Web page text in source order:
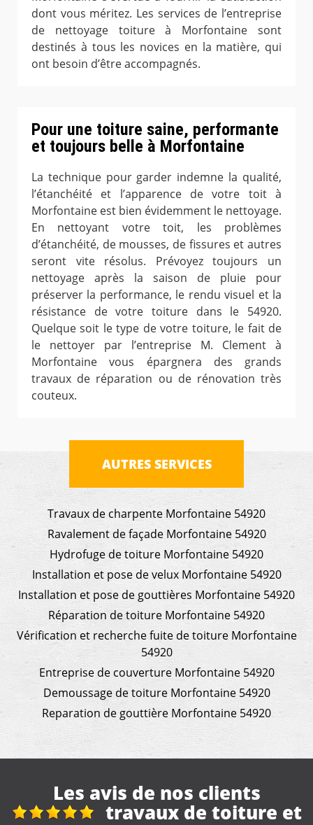
dont vous méritez. Les services de l’entreprise
de nettoyage toiture à Morfontaine sont
destinés à tous les novices en la matière, qui
ont besoin d’être accompagnés.
Pour une toiture saine, performante
et toujours belle à Morfontaine
La technique pour garder indemne la qualité,
l’étanchéité et l’apparence de votre toit à
Morfontaine est bien évidemment le nettoyage.
En nettoyant votre toit, les problèmes
d’étanchéité, de mousses, de fissures et autres
seront vite résolus. Prévoyez toujours un
nettoyage après la saison de pluie pour
préserver la performance, le rendu visuel et la
résistance de votre toiture dans le 54920.
Quelque soit le type de votre toiture, le fait de
le nettoyer par l’entreprise M. Clement à
Morfontaine vous épargnera des grands
travaux de réparation ou de rénovation très
couteux.
AUTRES SERVICES
Travaux de charpente Morfontaine 54920
Ravalement de façade Morfontaine 54920
Hydrofuge de toiture Morfontaine 54920
Installation et pose de velux Morfontaine 54920
Installation et pose de gouttières Morfontaine 54920
Réparation de toiture Morfontaine 54920
Vérification et recherche fuite de toiture Morfontaine
54920
Entreprise de couverture Morfontaine 54920
Demoussage de toiture Morfontaine 54920
Reparation de gouttière Morfontaine 54920
Les avis de nos clients
de toiture et